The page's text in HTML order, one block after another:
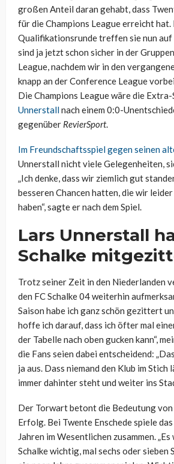
großen Anteil daran gehabt, dass
für die Champions League erreicht
Qualifikationsrunde treffen sie nun auf
sind ja jetzt schon sicher in der
League, nachdem wir in den
knapp an der Conference League
Die Champions League wäre die Extra-
Unnerstallnach einem 0:0-
gegenüber RevierSport.
Im Freundschaftsspiel gegen seinen
Unnerstall nicht viele Gelegenheiten,
„Ich denke, dass wir ziemlich gut
besseren Chancen hatten, die wir
haben“, sagte er nach dem Spiel.
Lars Unnerstall
Schalke
Trotz seiner Zeit in den Niederlanden
den FC Schalke 04 weiterhin
Saison habe ich ganz schön gezittert
hoffe ich darauf, dass ich öfter mal
der Tabelle nach oben gucken kann“,
die Fans seien dabei entscheidend:
ja aus. Dass niemand den Klub im Stich
immer dahinter steht und weiter ins
Der Torwart betont die Bedeutung
Erfolg. Bei Twente Enschede spiele
Jahren im Wesentlichen zusammen.
Schalke wichtig, mal sechs oder sieben